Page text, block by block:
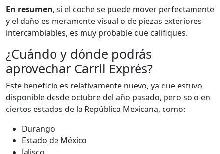
En resumen, si el coche se puede mover perfectamente
y el daño es meramente visual o de piezas exteriores
intercambiables, es muy probable que califiques.
¿Cuándo y dónde podrás
aprovechar Carril Exprés?
Este beneficio es relativamente nuevo, ya que estuvo
disponible desde octubre del año pasado, pero solo en
ciertos estados de la República Mexicana, como:
Durango
Estado de México